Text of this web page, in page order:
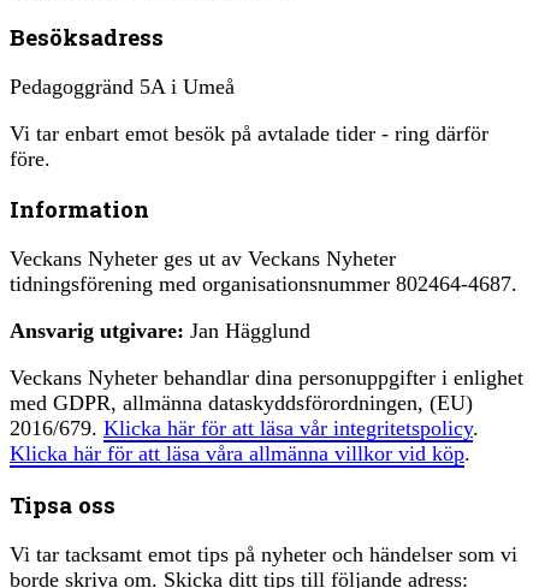
Besöksadress
Pedagoggränd 5A i Umeå
Vi tar enbart emot besök på avtalade tider - ring därför
före.
Information
Veckans Nyheter ges ut av Veckans Nyheter
tidningsförening med organisationsnummer 802464-4687.
Ansvarig utgivare: Jan Hägglund
Veckans Nyheter behandlar dina personuppgifter i enlighet
med GDPR, allmänna dataskyddsförordningen, (EU)
2016/679. Klicka här för att läsa vår integritetspolicy.
Klicka här för att läsa våra allmänna villkor vid köp.
Tipsa oss
Vi tar tacksamt emot tips på nyheter och händelser som vi
borde skriva om. Skicka ditt tips till följande adress: